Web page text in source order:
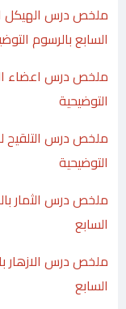
ملخص درس الهيكل
السابع بالرسوم
ملخص درس اعضاء
التوضيحية
ملخص درس التلقيح
التوضيحية
ملخص درس الثمار
السابع
ملخص درس الازهار
السابع